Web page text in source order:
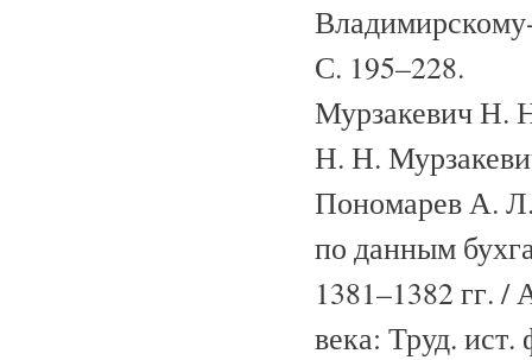
С. 195–228.
Мурзакевич Н.
Н. Н.
Пономарев А.
по данным
1381–1382 гг.
века: Труд.